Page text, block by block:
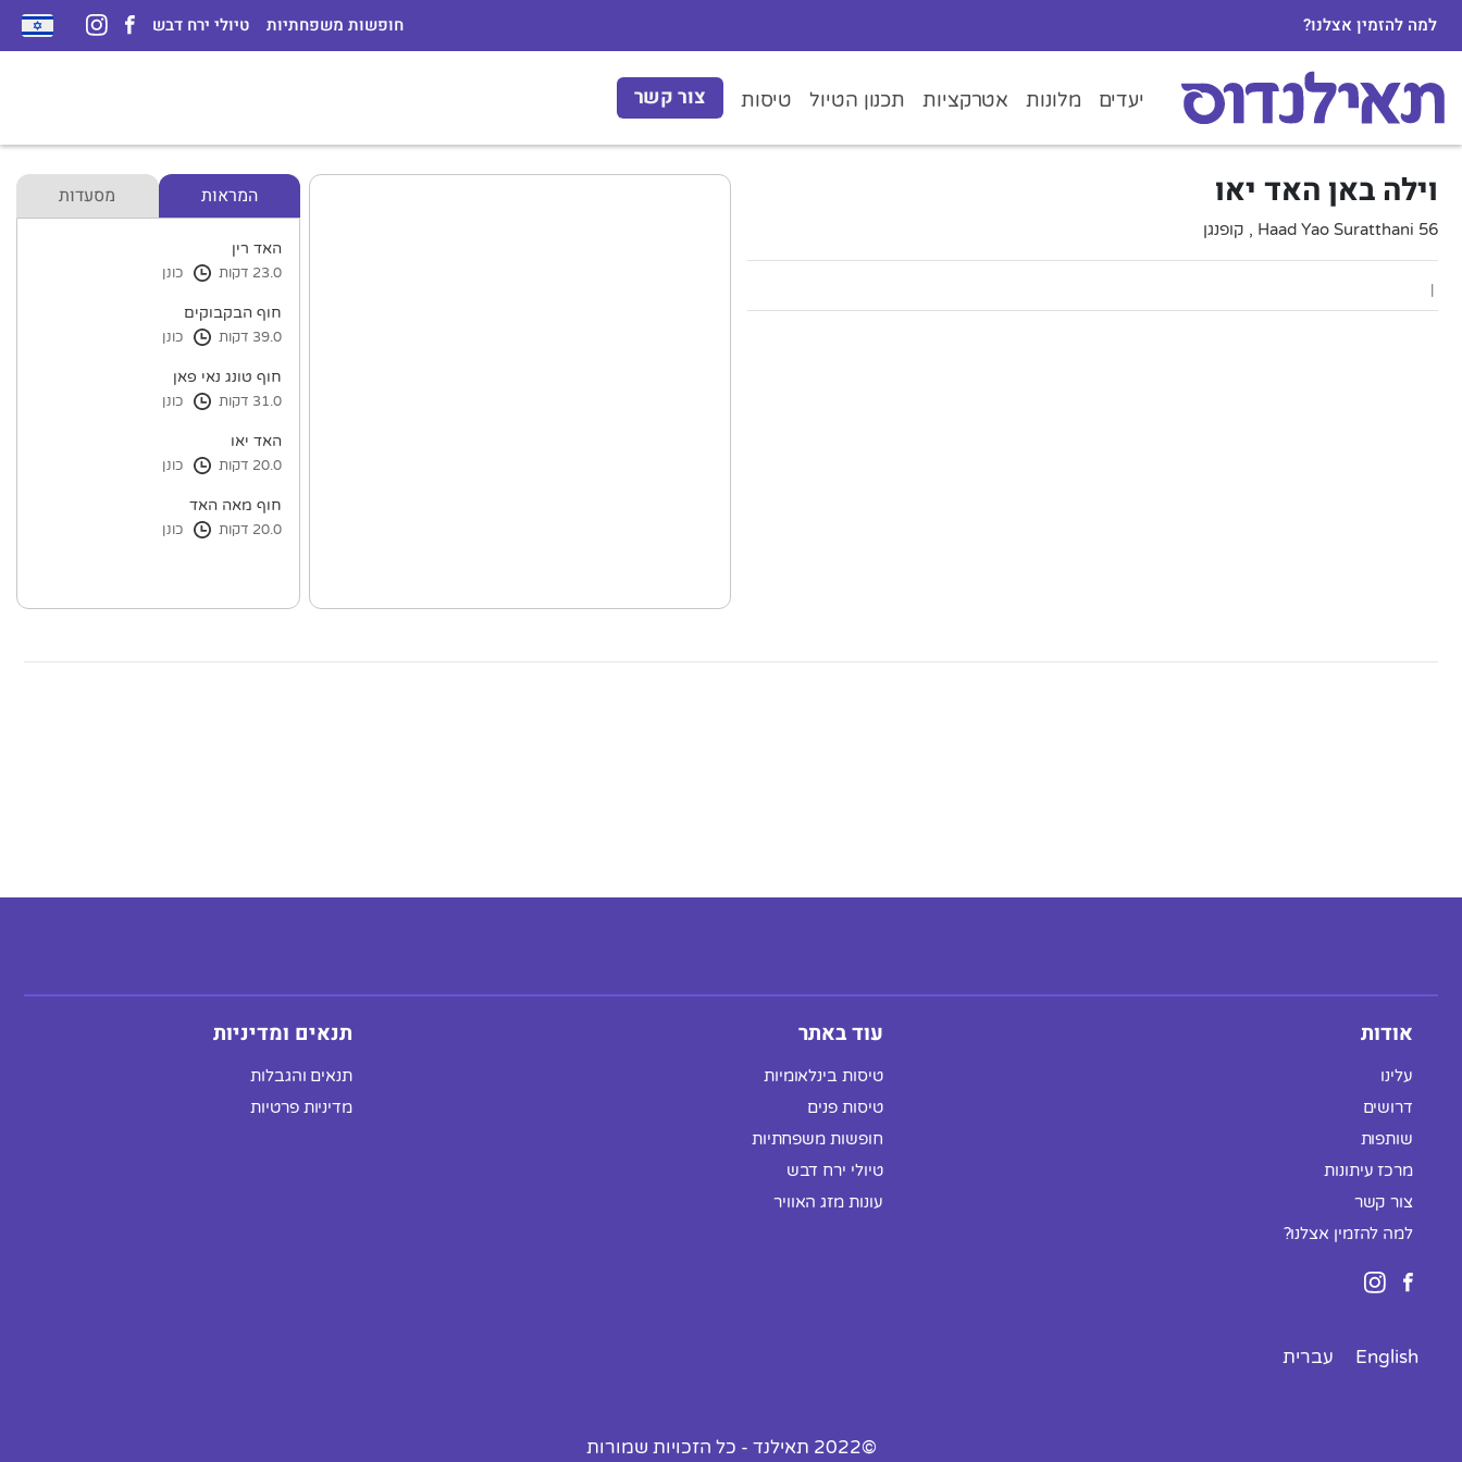
למה להזמין אצלנו? חופשות משפחתיות טיולי ירח דבש
יעדים מלונות אטרקציות תכנון הטיול טיסות צור קשר
וילה באן האד יאו
56 Haad Yao Suratthani , קופנגן
|
המראות מסעדות
האד רין
23.0 דקות כונן
חוף הבקבוקים
39.0 דקות כונן
חוף טונג נאי פאן
31.0 דקות כונן
האד יאו
20.0 דקות כונן
חוף מאה האד
20.0 דקות כונן
אודות
עלינו
דרושים
שותפות
מרכז עיתונות
צור קשר
למה להזמין אצלנו?
עוד באתר
טיסות בינלאומיות
טיסות פנים
חופשות משפחתיות
טיולי ירח דבש
עונות מזג האוויר
תנאים ומדיניות
תנאים והגבלות
מדיניות פרטיות
English עברית
©2022 תאילנד - כל הזכויות שמורות